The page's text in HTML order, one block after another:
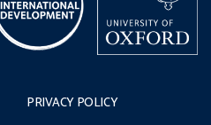
PRIVACY POLICY